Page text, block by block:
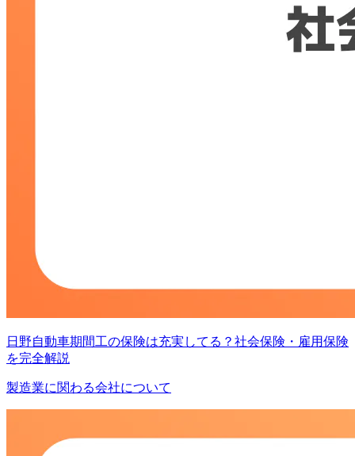
日野自動車期間工の保険は充実してる？社会保険・雇用保険
を完全解説
製造業に関わる会社について